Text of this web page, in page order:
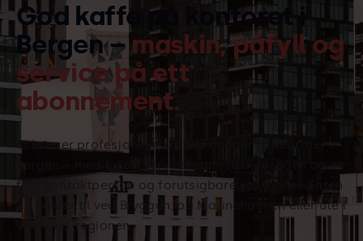
God kaffe på kontoret i
Bergen – maskin, påfyll og
service på ett
abonnement.
Vi leverer profesjonelle kaffeløsninger til bedrifter i
Bergen – med lokalt serviceteam, rask respons og én
fast kontaktperson og forutsigbare kostnader. Enten
du holder til ved Bryggen, på Marineholmen eller ute i
Vestland-regionen.